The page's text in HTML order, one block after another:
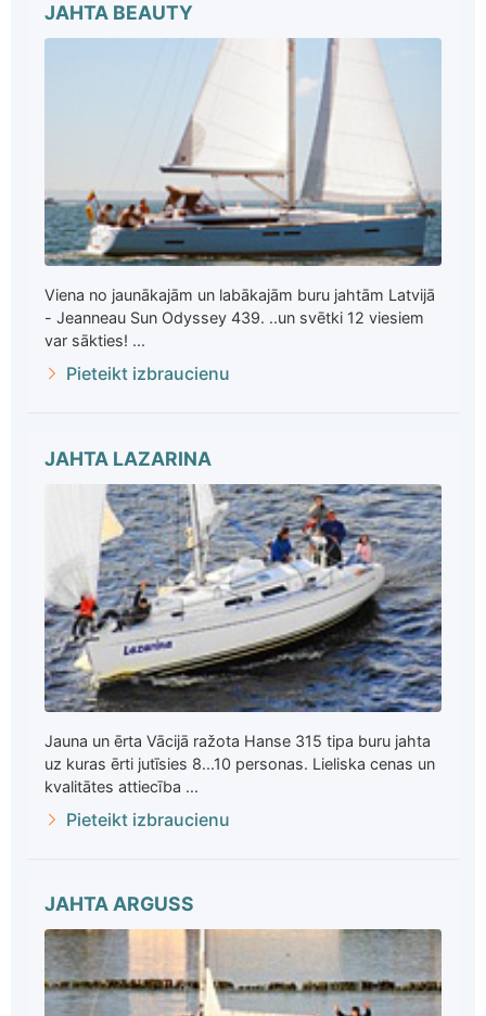
JAHTA BEAUTY
Viena no jaunākajām un labākajām buru jahtām Latvijā
- Jeanneau Sun Odyssey 439. ..un svētki 12 viesiem
var sākties! ...
Pieteikt izbraucienu
JAHTA LAZARINA
Jauna un ērta Vācijā ražota Hanse 315 tipa buru jahta
uz kuras ērti jutīsies 8...10 personas. Lieliska cenas un
kvalitātes attiecība ...
Pieteikt izbraucienu
JAHTA ARGUSS